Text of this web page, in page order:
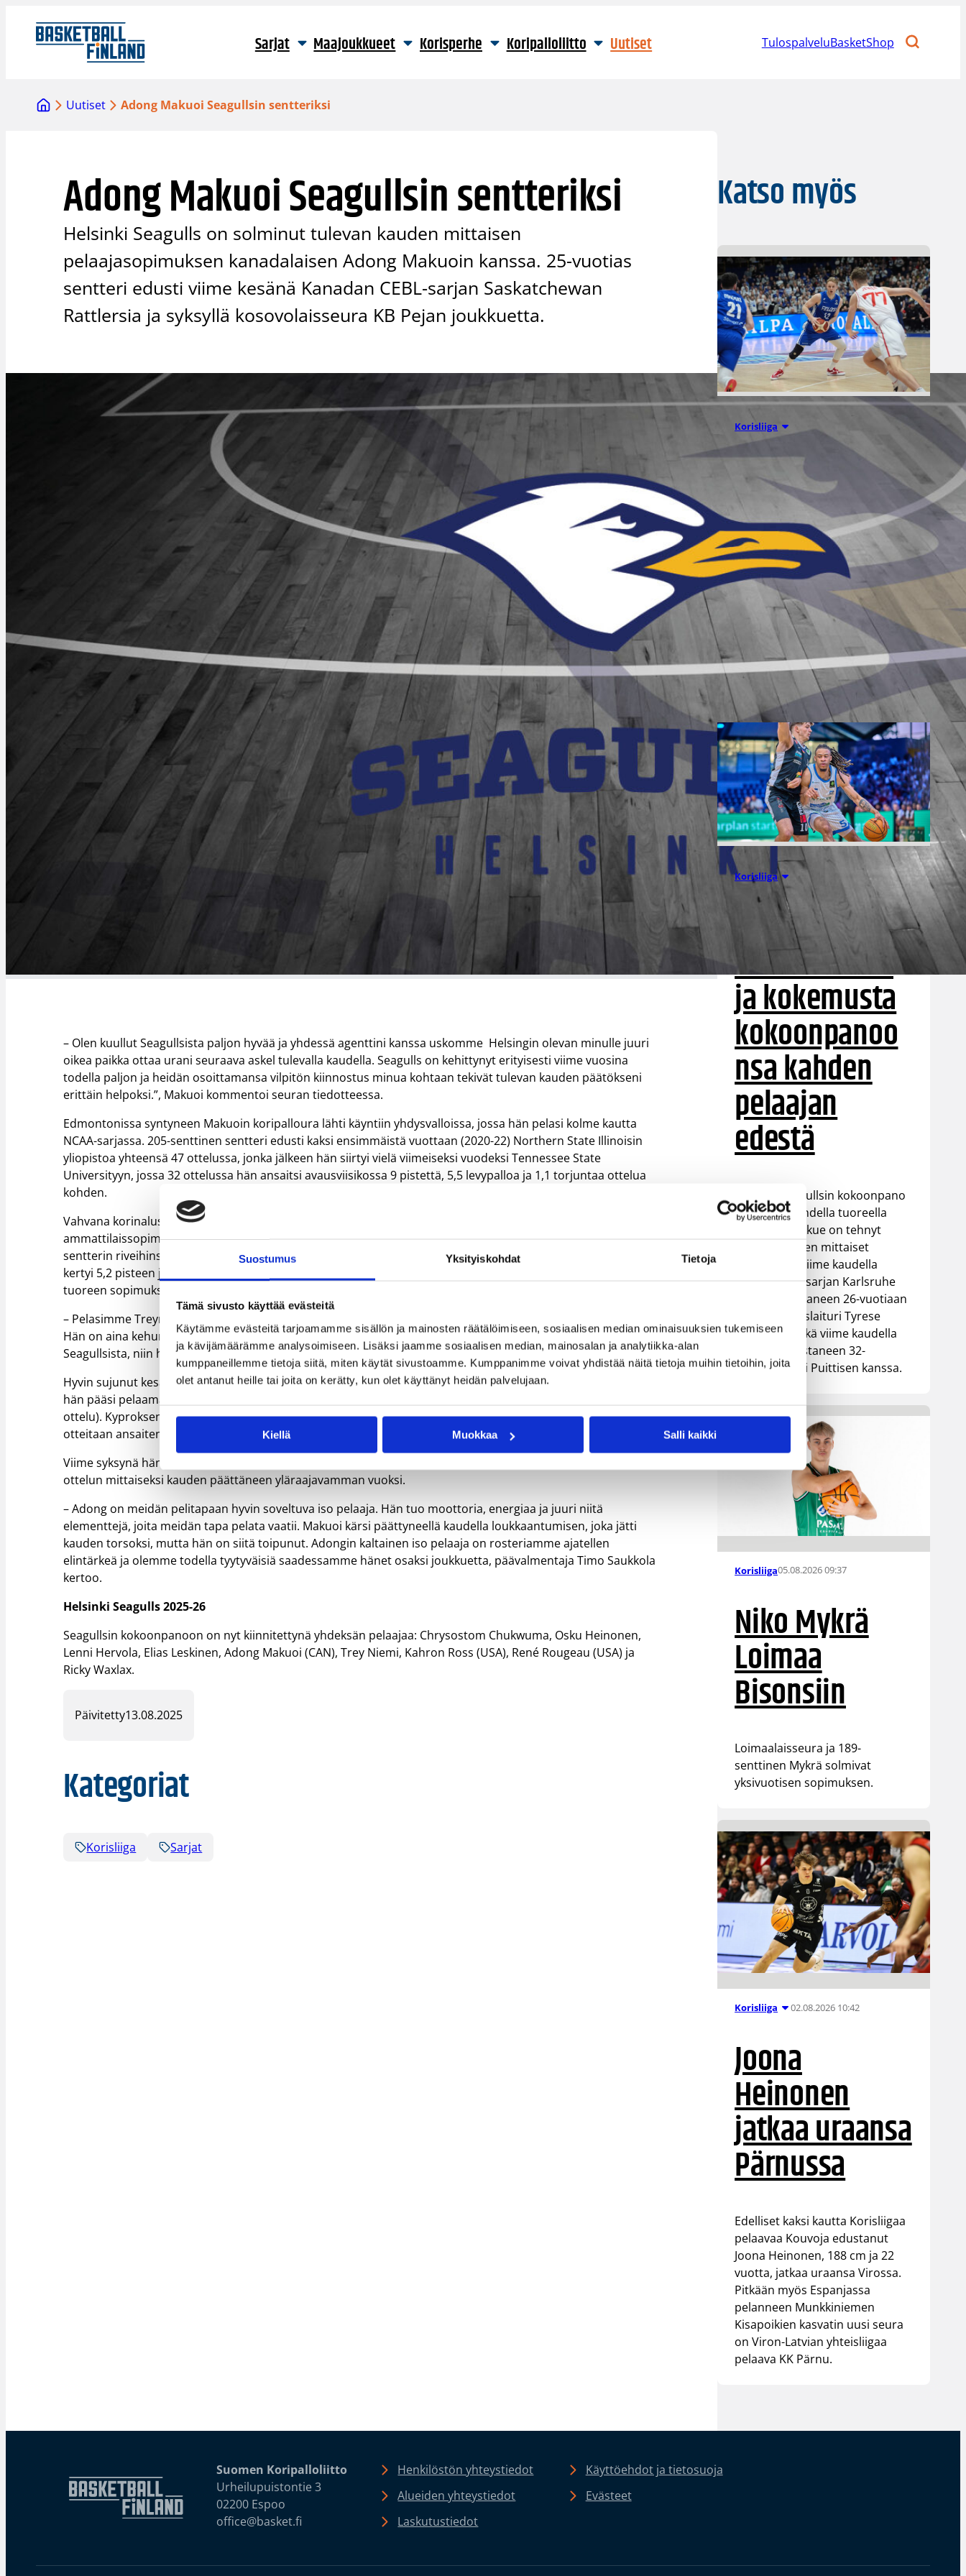
Suostumus Yksityiskohdat Tietoja
Tämä sivusto käyttää evästeitä
Käytämme evästeitä tarjoamamme sisällön ja mainosten räätälöimiseen, sosiaalisen median ominaisuuksien tukemiseen
ja kävijämäärämme analysoimiseen. Lisäksi jaamme sosiaalisen median, mainosalan ja analytiikka-alan
kumppaneillemme tietoja siitä, miten käytät sivustoamme. Kumppanimme voivat yhdistää näitä tietoja muihin tietoihin, joita
olet antanut heille tai joita on kerätty, kun olet käyttänyt heidän palvelujaan.
Kiellä Muokkaa Salli kaikki
sisältöön
Sarjat Maajoukkueet Korisperhe Koripalloliitto Uutiset TulospalveluBasketShop
Uutiset Adong Makuoi Seagullsin sentteriksi
Adong Makuoi Seagullsin sentteriksi
Helsinki Seagulls on solminut tulevan kauden mittaisen
pelaajasopimuksen kanadalaisen Adong Makuoin kanssa. 25-vuotias
sentteri edusti viime kesänä Kanadan CEBL-sarjan Saskatchewan
Rattlersia ja syksyllä kosovolaisseura KB Pejan joukkuetta.
– Olen kuullut Seagullsista paljon hyvää ja yhdessä agenttini kanssa uskomme Helsingin olevan minulle juuri
oikea paikka ottaa urani seuraava askel tulevalla kaudella. Seagulls on kehittynyt erityisesti viime vuosina
todella paljon ja heidän osoittamansa vilpitön kiinnostus minua kohtaan tekivät tulevan kauden päätökseni
erittäin helpoksi.”, Makuoi kommentoi seuran tiedotteessa.
Edmontonissa syntyneen Makuoin koripalloura lähti käyntiin yhdysvalloissa, jossa hän pelasi kolme kautta
NCAA-sarjassa. 205-senttinen sentteri edusti kaksi ensimmäistä vuottaan (2020-22) Northern State Illinoisin
yliopistoa yhteensä 47 ottelussa, jonka jälkeen hän siirtyi vielä viimeiseksi vuodeksi Tennessee State
Universityyn, jossa 32 ottelussa hän ansaitsi avausviisikossa 9 pistettä, 5,5 levypalloa ja 1,1 torjuntaa ottelua
kohden.
Vahvana korinaluspelaajana ja erinomaisena donkkaajana profiloituneen Makuoin uran ensimmäinen
ammattilaissopimus syntyi kesällä 2023, jolloin Kanadan CEBL-joukkue Saskatchewan Rattlers värväsi nuoren
sentterin riveihinsä. 20 ottelussa hänet valittiin joukkueensa avausviisikkoon 12 ottelussa ja tehoja hänelle
kertyi 5,2 pisteen ja 4,4 levypallon edestä ottelua kohden. Samaisessa joukkueessa pelasi myös niin ikään
tuoreen sopimuksen Seagullsiin tehnyt Trey Niemi.
– Pelasimme Treyn kanssa kesällä 2023 yhdessä Rattlersissa ja olimme Kanadassa myös kämppäkavereita.
Hän on aina kehunut minulle avoimesti Suomea ja erityisesti Helsinkiä ja nyt kun tiedustelin häneltä
Seagullsista, niin hänen antama mielipiteensä ehdottomasti sinetöi päätökseni tulla Helsinkiin, Makuoi kertoo.
Hyvin sujunut kesä Kanadassa toi hänelle seuraavan sopimuksen syksyksi Kyprokselle AEL Limassoliin, jossa
hän pääsi pelaamaan maan pääsarjan lisäksi myös Balkanin liigassa 10 ottelua (8,5 pistettä ja 4,7 levypalloa /
ottelu). Kyproksen sarjassa hänen ensimmäinen kautensa Euroopassa sujui hyvin ja hän jatkoi tasaisia
otteitaan ansaiten 11,9 pistettä, 6,6 levypalloa ja yhden syöttöä ottelua kohden.
Viime syksynä hän teki sopimuksen Kosovoon KB Pejan joukkueeseen, jossa kausi jäi lopulta vain yhden
ottelun mittaiseksi kauden päättäneen yläraajavamman vuoksi.
– Adong on meidän pelitapaan hyvin soveltuva iso pelaaja. Hän tuo moottoria, energiaa ja juuri niitä
elementtejä, joita meidän tapa pelata vaatii. Makuoi kärsi päättyneellä kaudella loukkaantumisen, joka jätti
kauden torsoksi, mutta hän on siitä toipunut. Adongin kaltainen iso pelaaja on rosteriamme ajatellen
elintärkeä ja olemme todella tyytyväisiä saadessamme hänet osaksi joukkuetta, päävalmentaja Timo Saukkola
kertoo.
Helsinki Seagulls 2025-26
Seagullsin kokoonpanoon on nyt kiinnitettynä yhdeksän pelaajaa: Chrysostom Chukwuma, Osku Heinonen,
Lenni Hervola, Elias Leskinen, Adong Makuoi (CAN), Trey Niemi, Kahron Ross (USA), René Rougeau (USA) ja
Ricky Waxlax.
Päivitetty13.08.2025
Kategoriat
Korisliiga Sarjat
Katso myös
Korisliiga
Daniel Dolenc
KTP-Basketin
haaviin
Dolenc on rakentanut pitkän
ammattilaisuran Suomen lisäksi
Ranskassa, Itävallassa,
Liettuassa, Romaniassa,
Bosniassa ja viimeksi Islannissa.
Korisliiga 05.08.2026 11:34
Seagulls
hankki taitoa
ja kokemusta
kokoonpanoo
nsa kahden
pelaajan
edestä
Helsinki Seagullsin kokoonpano
vahvistuu kahdella tuoreella
kasvolla. Joukkue on tehnyt
tulevan kauden mittaiset
sopimukset viime kaudella
Saksan ProA-sarjan Karlsruhe
Lionsia edustaneen 26-vuotiaan
yhdysvaltalaislaituri Tyrese
Williamsin sekä viime kaudella
Kouvoja edustaneen 32-
vuotiaan Timi Puittisen kanssa.
Korisliiga05.08.2026 09:37
Niko Mykrä
Loimaa
Bisonsiin
Loimaalaisseura ja 189-
senttinen Mykrä solmivat
yksivuotisen sopimuksen.
Korisliiga 02.08.2026 10:42
Joona
Heinonen
jatkaa uraansa
Pärnussa
Edelliset kaksi kautta Korisliigaa
pelaavaa Kouvoja edustanut
Joona Heinonen, 188 cm ja 22
vuotta, jatkaa uraansa Virossa.
Pitkään myös Espanjassa
pelanneen Munkkiniemen
Kisapoikien kasvatin uusi seura
on Viron-Latvian yhteisliigaa
pelaava KK Pärnu.
Suomen Koripalloliitto
Urheilupuistontie 3
02200 Espoo
office@basket.fi
Henkilöstön yhteystiedot
Alueiden yhteystiedot
Laskutustiedot
Käyttöehdot ja tietosuoja
Evästeet